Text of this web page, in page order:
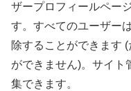
ザープロフィールペー
す。すべてのユーザー
除することができます
ができません)。サイト
集できます。